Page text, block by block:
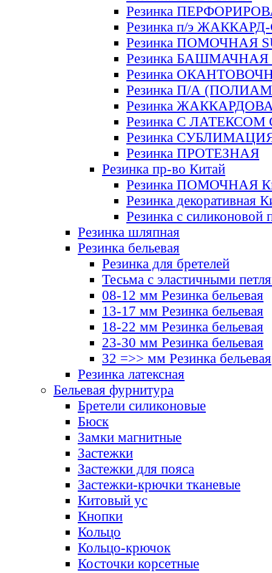
Резинка
Резинка п/э
Резинка ПОМОЧНАЯ
Резинка БАШМАЧНАЯ
Резинка
Резинка П/А
Резинка
Резинка С ЛАТЕКСОМ
Резинка
Резинка ПРОТЕЗНАЯ
Резинка пр-во Китай
Резинка ПОМОЧНАЯ
Резинка декоративная
Резинка с силиконовой
Резинка шляпная
Резинка бельевая
Резинка для бретелей
Тесьма с эластичными
08-12 мм Резинка бельевая
13-17 мм Резинка бельевая
18-22 мм Резинка бельевая
23-30 мм Резинка бельевая
32 =>> мм Резинка бельевая
Резинка латексная
Бельевая фурнитура
Бретели силиконовые
Бюск
Замки магнитные
Застежки
Застежки для пояса
Застежки-крючки тканевые
Китовый ус
Кнопки
Кольцо
Кольцо-крючок
Косточки корсетные